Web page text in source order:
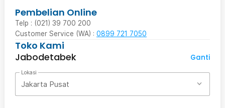
Pembelian Online
Telp : (021) 39 700 200
Customer Service (WA) : 0899 721 7050
Toko Kami
Jabodetabek
Ganti
Lokasi
Jakarta Pusat